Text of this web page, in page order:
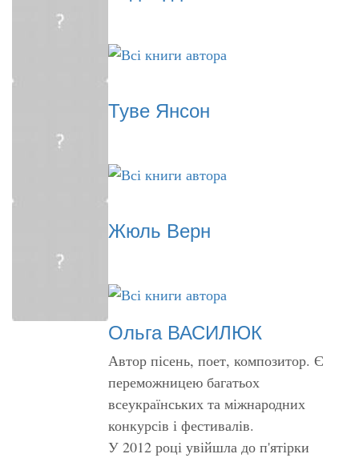
Туве Янсон
Жюль Верн
Ольга ВАСИЛЮК
Автор пісень, поет, композитор. Є
переможницею багатьох
всеукраїнських та міжнародних
конкурсів і фестивалів.
У 2012 році увійшла до п'ятірки